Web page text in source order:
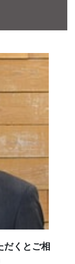
だくとご相